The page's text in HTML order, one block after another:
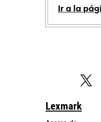
Ir a la
Lexmark